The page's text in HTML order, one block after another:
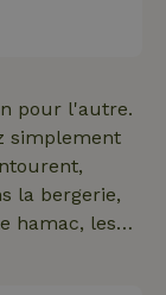
Lire des
le hamac
possible ici.
pour l'autre.
simplement
la bergerie,
hamac, les
dans la